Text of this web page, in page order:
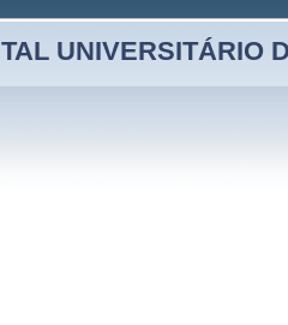
UNIVERSITÁRIO